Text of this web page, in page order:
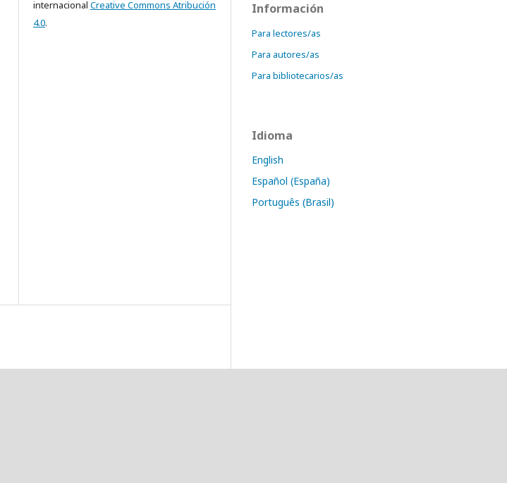
internacional Creative Commons Atribución
4.0.
Información
Para lectores/as
Para autores/as
Para bibliotecarios/as
Idioma
English
Español (España)
Português (Brasil)